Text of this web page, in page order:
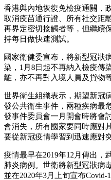
香港與內地恢復免檢疫通關，
取消疫苗通行證、所有社交距
再界定密切接觸者等，但繼續
持每日做快速測試。
國家衛健委宣布，將新型冠狀
染，1月8日起不再納入檢疫傳
離，亦不再對入境人員及貨物
世界衛生組織表示，期望新冠
發公共衛生事件，兩種疾病最
發事件委員會一月開會時將會
會消失，所有國家要同時應對
要從新冠疫情學習到迅速應對
疫情最早在2019年12月傳出，
肺炎病例。世衛將新型冠狀病
並在2020年3月上旬宣布Covid-